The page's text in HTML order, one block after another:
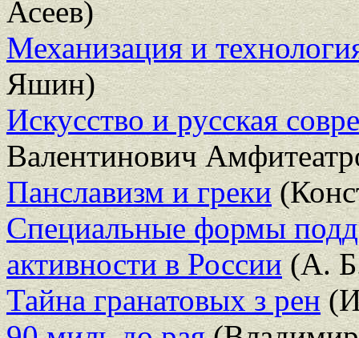
Асеев)
Механизация и
Яшин)
Искусство и русская
Валентинович
Панславизм и греки
Специальные формы
активности в России(А. Б.
Тайна гранатовых з рен